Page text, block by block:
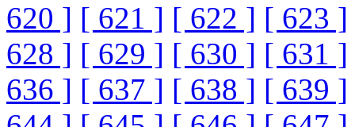
620 ] [ 621 ] [ 622 ] [ 623 ]
628 ] [ 629 ] [ 630 ] [ 631 ]
636 ] [ 637 ] [ 638 ] [ 639 ]